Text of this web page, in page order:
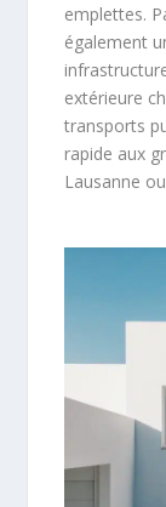
emplettes.
également
extérieure
transports
rapide aux
Lausanne